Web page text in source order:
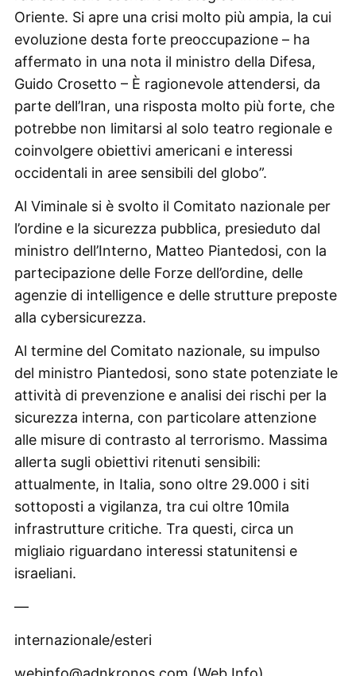
Oriente. Si apre una crisi molto più ampia, la cui
evoluzione desta forte preoccupazione – ha
affermato in una nota il ministro della Difesa,
Guido Crosetto – È ragionevole attendersi, da
parte dell’Iran, una risposta molto più forte, che
potrebbe non limitarsi al solo teatro regionale e
coinvolgere obiettivi americani e interessi
occidentali in aree sensibili del globo”.
Al Viminale si è svolto il Comitato nazionale per
l’ordine e la sicurezza pubblica, presieduto dal
ministro dell’Interno, Matteo Piantedosi, con la
partecipazione delle Forze dell’ordine, delle
agenzie di intelligence e delle strutture preposte
alla cybersicurezza.
Al termine del Comitato nazionale, su impulso
del ministro Piantedosi, sono state potenziate le
attività di prevenzione e analisi dei rischi per la
sicurezza interna, con particolare attenzione
alle misure di contrasto al terrorismo. Massima
allerta sugli obiettivi ritenuti sensibili:
attualmente, in Italia, sono oltre 29.000 i siti
sottoposti a vigilanza, tra cui oltre 10mila
infrastrutture critiche. Tra questi, circa un
migliaio riguardano interessi statunitensi e
israeliani.
—
internazionale/esteri